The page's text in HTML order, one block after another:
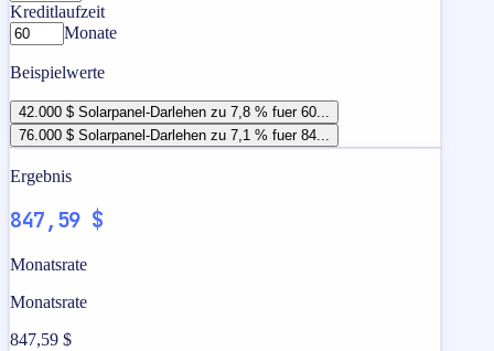
Kreditlaufzeit
Monate
Beispielwerte
42.000 $ Solarpanel-Darlehen zu 7,8 % fuer 60...
76.000 $ Solarpanel-Darlehen zu 7,1 % fuer 84...
Ergebnis
847,59 $
Monatsrate
Monatsrate
847,59 $